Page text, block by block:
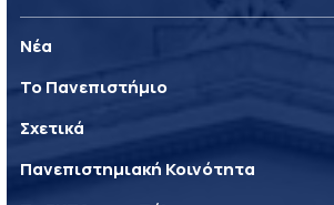
Νέα
Το Πανεπιστήμιο
Σχετικά
Πανεπιστημιακή Κοινότητα